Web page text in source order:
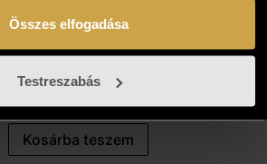
Összes elfogadása
Testreszabás
Ignác - Vágta
cm)
1 873 000
Kosárba teszem